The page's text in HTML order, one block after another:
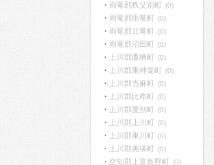
雨竜郡秩父別町 (0)
雨竜郡雨竜町 (0)
雨竜郡北竜町 (0)
雨竜郡沼田町 (0)
上川郡鷹栖町 (0)
上川郡東神楽町 (0)
上川郡当麻町 (0)
上川郡比布町 (0)
上川郡愛別町 (0)
上川郡上川町 (0)
上川郡東川町 (0)
上川郡美瑛町 (0)
空知郡上富良野町 (0)